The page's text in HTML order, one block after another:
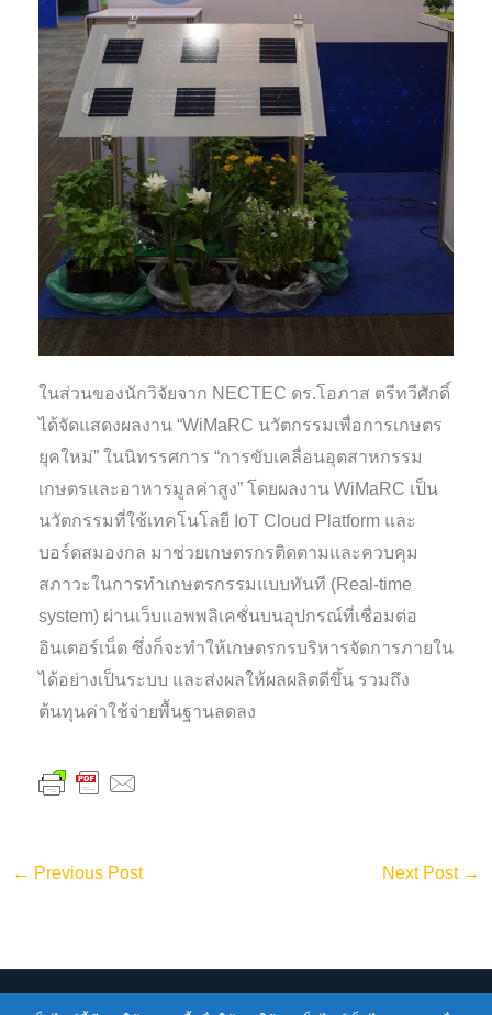
ในส่วนของนักวิจัยจาก NECTEC ดร.โอภาส ตรีทวีศักดิ์
ได้จัดแสดงผลงาน “WiMaRC นวัตกรรมเพื่อการเกษตร
ยุคใหม่” ในนิทรรศการ “การขับเคลื่อนอุตสาหกรรม
เกษตรและอาหารมูลค่าสูง” โดยผลงาน WiMaRC เป็น
นวัตกรรมที่ใช้เทคโนโลยี IoT Cloud Platform และ
บอร์ดสมองกล มาช่วยเกษตรกรติดตามและควบคุม
สภาวะในการทำเกษตรกรรมแบบทันที (Real-time
system) ผ่านเว็บแอพพลิเคชั่นบนอุปกรณ์ที่เชื่อมต่อ
อินเตอร์เน็ต ซึ่งก็จะทำให้เกษตรกรบริหารจัดการภายใน
ได้อย่างเป็นระบบ และส่งผลให้ผลผลิตดีขึ้น รวมถึง
ต้นทุนค่าใช้จ่ายพื้นฐานลดลง
← Previous Post Next Post →